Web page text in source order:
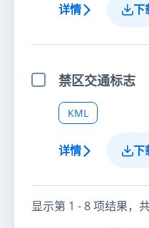
详情 下
选择项目禁区交通标志
KML
详情 下
显示第 1 - 8项结果，